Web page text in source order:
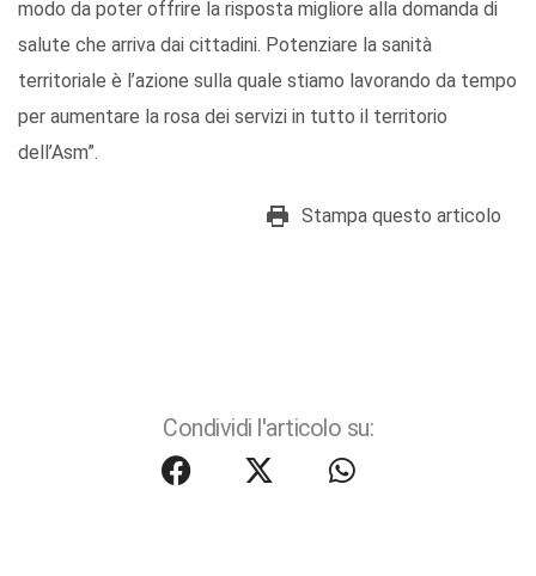
modo da poter offrire la risposta migliore alla domanda di
salute che arriva dai cittadini. Potenziare la sanità
territoriale è l’azione sulla quale stiamo lavorando da tempo
per aumentare la rosa dei servizi in tutto il territorio
dell’Asm”.
Stampa questo articolo
Condividi l'articolo su: